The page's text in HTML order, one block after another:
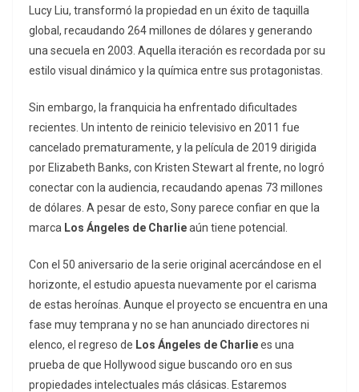
Lucy Liu, transformó la propiedad en un éxito de taquilla
global, recaudando 264 millones de dólares y generando
una secuela en 2003. Aquella iteración es recordada por su
estilo visual dinámico y la química entre sus protagonistas.
Sin embargo, la franquicia ha enfrentado dificultades
recientes. Un intento de reinicio televisivo en 2011 fue
cancelado prematuramente, y la película de 2019 dirigida
por Elizabeth Banks, con Kristen Stewart al frente, no logró
conectar con la audiencia, recaudando apenas 73 millones
de dólares. A pesar de esto, Sony parece confiar en que la
marca Los Ángeles de Charlieaún tiene potencial.
Con el 50 aniversario de la serie original acercándose en el
horizonte, el estudio apuesta nuevamente por el carisma
de estas heroínas. Aunque el proyecto se encuentra en una
fase muy temprana y no se han anunciado directores ni
elenco, el regreso de Los Ángeles de Charliees una
prueba de que Hollywood sigue buscando oro en sus
propiedades intelectuales más clásicas. Estaremos